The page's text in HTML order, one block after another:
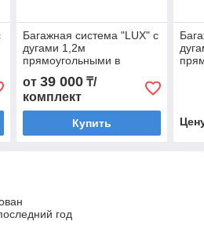
Багажная система "LUX" с
дугами 1,2м
прямоугольными в
пластике для а/м KIA
Cerato II Sedan 2009-
2013 г.в.
от 39 000₸/
комплект
Купить
год